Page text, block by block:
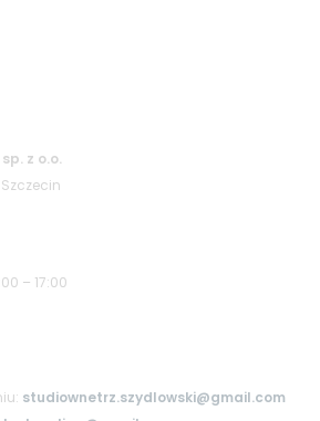
z o.o.
– 17:00
studiownetrz.szydlowski@gmail.com